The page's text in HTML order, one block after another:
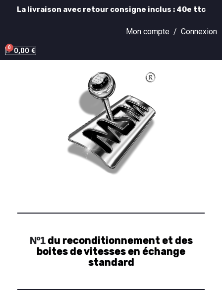
La livraison avec retour consigne inclus : 40e ttc
Mon compte / Connexion
0,00 €
Nº1du reconditionnement et des
boites de vitesses en échange
standard